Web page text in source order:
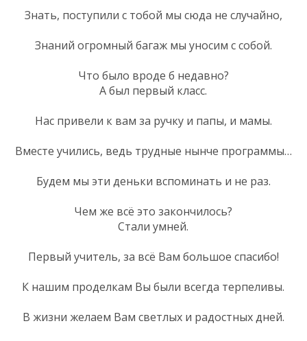
Знать, поступили с тобой мы сюда не случайно,
Знаний огромный багаж мы уносим с собой.
Что было вроде б недавно?
А был первый класс.
Нас привели к вам за ручку и папы, и мамы.
Вместе учились, ведь трудные нынче программы…
Будем мы эти деньки вспоминать и не раз.
Чем же всё это закончилось?
Стали умней.
Первый учитель, за всё Вам большое спасибо!
К нашим проделкам Вы были всегда терпеливы.
В жизни желаем Вам светлых и радостных дней.